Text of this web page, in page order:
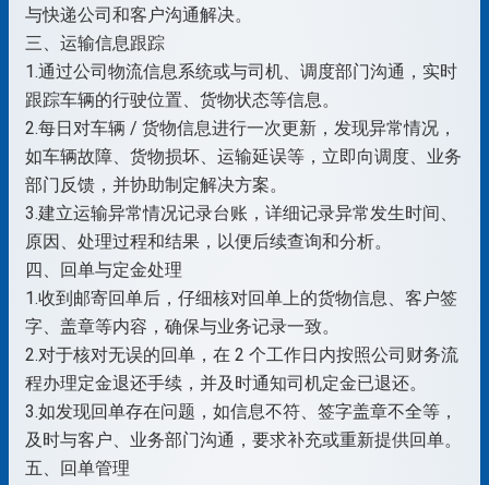
与快递公司和客户沟通解决。
三、运输信息跟踪
1.通过公司物流信息系统或与司机、调度部门沟通，实时
跟踪车辆的行驶位置、货物状态等信息。
2.每日对车辆 / 货物信息进行一次更新，发现异常情况，
如车辆故障、货物损坏、运输延误等，立即向调度、业务
部门反馈，并协助制定解决方案。
3.建立运输异常情况记录台账，详细记录异常发生时间、
原因、处理过程和结果，以便后续查询和分析。
四、回单与定金处理
1.收到邮寄回单后，仔细核对回单上的货物信息、客户签
字、盖章等内容，确保与业务记录一致。
2.对于核对无误的回单，在 2 个工作日内按照公司财务流
程办理定金退还手续，并及时通知司机定金已退还。
3.如发现回单存在问题，如信息不符、签字盖章不全等，
及时与客户、业务部门沟通，要求补充或重新提供回单。
五、回单管理